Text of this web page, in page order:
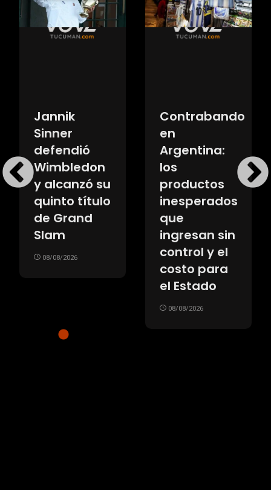
Jannik
Sinner
defendió
Wimbledon
y alcanzó su
quinto título
de Grand
Slam
08/08/2026
Contrabando
en
Argentina:
los
productos
inesperados
que
ingresan sin
control y el
costo para
el Estado
08/08/2026